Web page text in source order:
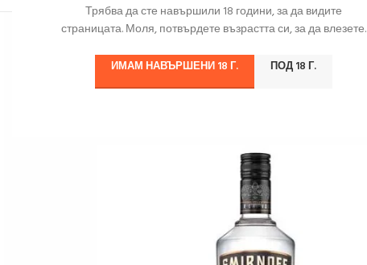
Трябва да сте навършили 18 години, за да видите
страницата. Моля, потвърдете възрастта си, за да влезете.
ИМАМ НАВЪРШЕНИ 18 Г. ПОД 18 Г.